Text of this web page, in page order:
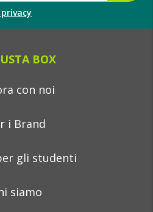
BOX
con noi
i Brand
gli studenti
siamo